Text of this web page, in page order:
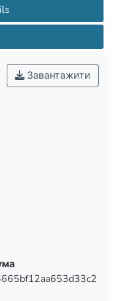
Завантажити